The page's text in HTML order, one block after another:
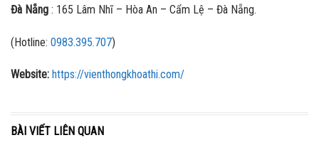
Đà Nẵng : 165 Lâm Nhĩ – Hòa An – Cẩm Lệ – Đà Nẵng.
(Hotline: 0983.395.707)
Website: https://vienthongkhoathi.com/
BÀI VIẾT LIÊN QUAN